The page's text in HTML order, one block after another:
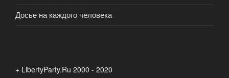
Досье на каждого человека
+ LibertyParty.Ru 2000 - 2020